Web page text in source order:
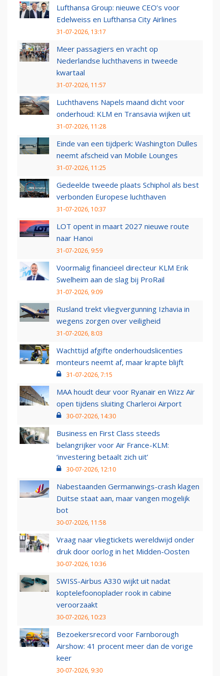
Lufthansa Group: nieuwe CEO’s voor
Edelweiss en Lufthansa City Airlines
31-07-2026, 13:17
Meer passagiers en vracht op
Nederlandse luchthavens in tweede
kwartaal
31-07-2026, 11:57
Luchthavens Napels maand dicht voor
onderhoud: KLM en Transavia wijken uit
31-07-2026, 11:28
Einde van een tijdperk: Washington Dulles
neemt afscheid van Mobile Lounges
31-07-2026, 11:25
Gedeelde tweede plaats Schiphol als best
verbonden Europese luchthaven
31-07-2026, 10:37
LOT opent in maart 2027 nieuwe route
naar Hanoi
31-07-2026, 9:59
Voormalig financieel directeur KLM Erik
Swelheim aan de slag bij ProRail
31-07-2026, 9:09
Rusland trekt vliegvergunning Izhavia in
wegens zorgen over veiligheid
31-07-2026, 8:03
Wachttijd afgifte onderhoudslicenties
monteurs neemt af, maar krapte blijft
31-07-2026, 7:15
MAA houdt deur voor Ryanair en Wizz Air
open tijdens sluiting Charleroi Airport
30-07-2026, 14:30
Business en First Class steeds
belangrijker voor Air France-KLM:
‘investering betaalt zich uit’
30-07-2026, 12:10
Nabestaanden Germanwings-crash klagen
Duitse staat aan, maar vangen mogelijk
bot
30-07-2026, 11:58
Vraag naar vliegtickets wereldwijd onder
druk door oorlog in het Midden-Oosten
30-07-2026, 10:36
SWISS-Airbus A330 wijkt uit nadat
koptelefoonoplader rook in cabine
veroorzaakt
30-07-2026, 10:23
Bezoekersrecord voor Farnborough
Airshow: 41 procent meer dan de vorige
keer
30-07-2026, 9:30